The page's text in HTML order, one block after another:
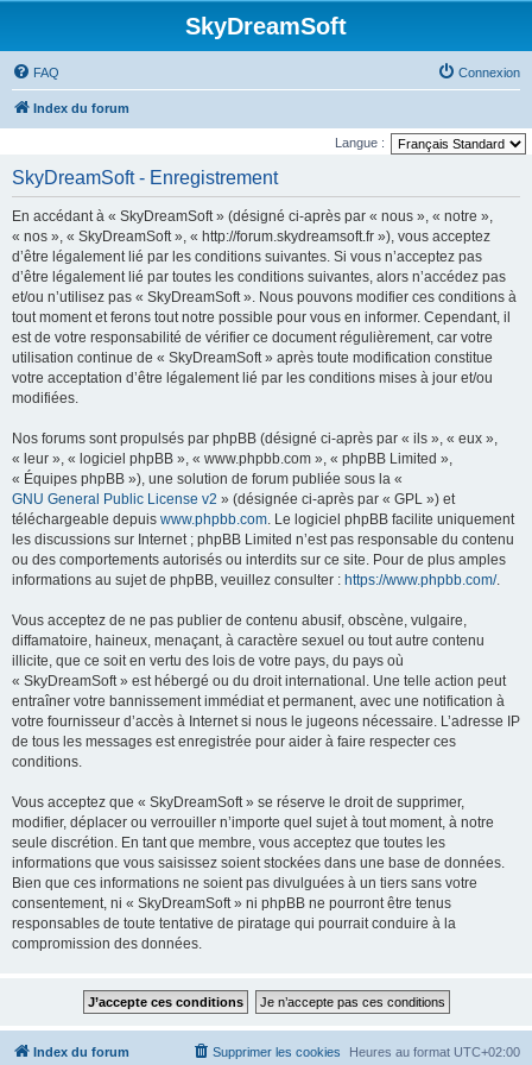
SkyDreamSoft
FAQ Connexion
Index du forum
Langue :
SkyDreamSoft - Enregistrement
En accédant à « SkyDreamSoft » (désigné ci-après par « nous », « notre »,
« nos », « SkyDreamSoft », « http://forum.skydreamsoft.fr »), vous acceptez
d’être légalement lié par les conditions suivantes. Si vous n’acceptez pas
d’être légalement lié par toutes les conditions suivantes, alors n’accédez pas
et/ou n’utilisez pas « SkyDreamSoft ». Nous pouvons modifier ces conditions à
tout moment et ferons tout notre possible pour vous en informer. Cependant, il
est de votre responsabilité de vérifier ce document régulièrement, car votre
utilisation continue de « SkyDreamSoft » après toute modification constitue
votre acceptation d’être légalement lié par les conditions mises à jour et/ou
modifiées.
Nos forums sont propulsés par phpBB (désigné ci-après par « ils », « eux »,
« leur », « logiciel phpBB », « www.phpbb.com », « phpBB Limited »,
« Équipes phpBB »), une solution de forum publiée sous la «
GNU General Public License v2 » (désignée ci-après par « GPL ») et
téléchargeable depuis www.phpbb.com. Le logiciel phpBB facilite uniquement
les discussions sur Internet ; phpBB Limited n’est pas responsable du contenu
ou des comportements autorisés ou interdits sur ce site. Pour de plus amples
informations au sujet de phpBB, veuillez consulter : https://www.phpbb.com/.
Vous acceptez de ne pas publier de contenu abusif, obscène, vulgaire,
diffamatoire, haineux, menaçant, à caractère sexuel ou tout autre contenu
illicite, que ce soit en vertu des lois de votre pays, du pays où
« SkyDreamSoft » est hébergé ou du droit international. Une telle action peut
entraîner votre bannissement immédiat et permanent, avec une notification à
votre fournisseur d’accès à Internet si nous le jugeons nécessaire. L’adresse IP
de tous les messages est enregistrée pour aider à faire respecter ces
conditions.
Vous acceptez que « SkyDreamSoft » se réserve le droit de supprimer,
modifier, déplacer ou verrouiller n’importe quel sujet à tout moment, à notre
seule discrétion. En tant que membre, vous acceptez que toutes les
informations que vous saisissez soient stockées dans une base de données.
Bien que ces informations ne soient pas divulguées à un tiers sans votre
consentement, ni « SkyDreamSoft » ni phpBB ne pourront être tenus
responsables de toute tentative de piratage qui pourrait conduire à la
compromission des données.
Index du forum Heures au format UTC+02:00
Supprimer les cookies